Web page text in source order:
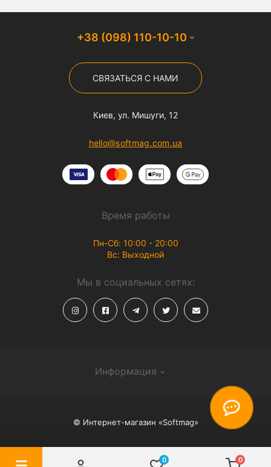
0 0
+38 (098) 110-10-10
СВЯЗАТЬСЯ С НАМИ
Киев, ул. Мишуги, 12
hello@softmag.com.ua
Информация
Политика конфиденциальности
Время работы
Пн-Сб: 10:00 - 20:00
Вс: Выходной
Мы в социальных сетях:
© Интернет-магазин «Softmag»